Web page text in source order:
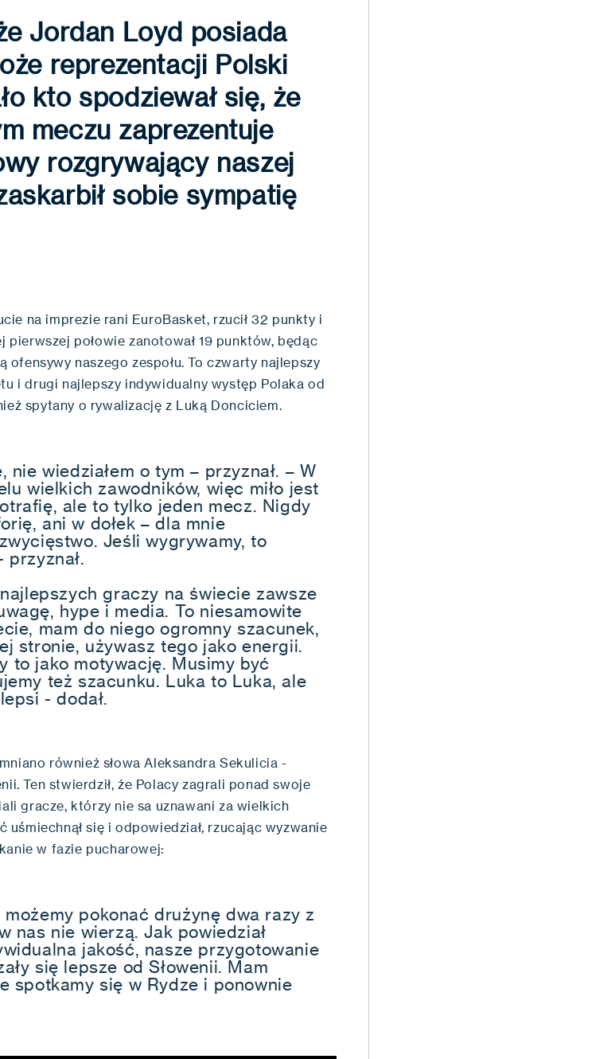
Jordan Loyd posiada
reprezentacji Polski
kto spodziewał się, że
meczu zaprezentuje
rozgrywający naszej
sobie sympatię
na imprezie rani EuroBasket, rzucił 32 punkty i
pierwszej połowie zanotował 19 punktów, będąc
naszego zespołu. To czwarty najlepszy
i drugi najlepszy indywidualny występ Polaka od
spytany o rywalizację z Luką Donciciem.
nie wiedziałem o tym – przyznał. – W
wielkich zawodników, więc miło jest
ale to tylko jeden mecz. Nigdy
ani w dołek – dla mnie
Jeśli wygrywamy, to
graczy na świecie zawsze
hype i media. To niesamowite
mam do niego ogromny szacunek,
stronie, używasz tego jako energii.
to jako motywację. Musimy być
też szacunku. Luka to Luka, ale
- dodał.
również słowa Aleksandra Sekulicia -
Ten stwierdził, że Polacy zagrali ponad swoje
gracze, którzy nie sa uznawani za wielkich
się i odpowiedział, rzucając wyzwanie
w fazie pucharowej:
pokonać drużynę dwa razy z
nas nie wierzą. Jak powiedział
jakość, nasze przygotowanie
się lepsze od Słowenii. Mam
spotkamy się w Rydze i ponownie